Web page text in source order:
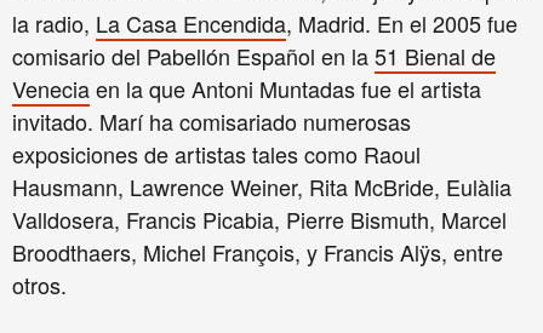
la radio, La Casa Encendida, Madrid. En el 2005 fue
comisario del Pabellón Español en la51 Bienal de
Veneciaen la que Antoni Muntadas fue el artista
invitado. Marí ha comisariado numerosas
exposiciones de artistas tales como Raoul
Hausmann, Lawrence Weiner, Rita McBride, Eulàlia
Valldosera, Francis Picabia, Pierre Bismuth, Marcel
Broodthaers, Michel François, y Francis Alÿs, entre
otros.